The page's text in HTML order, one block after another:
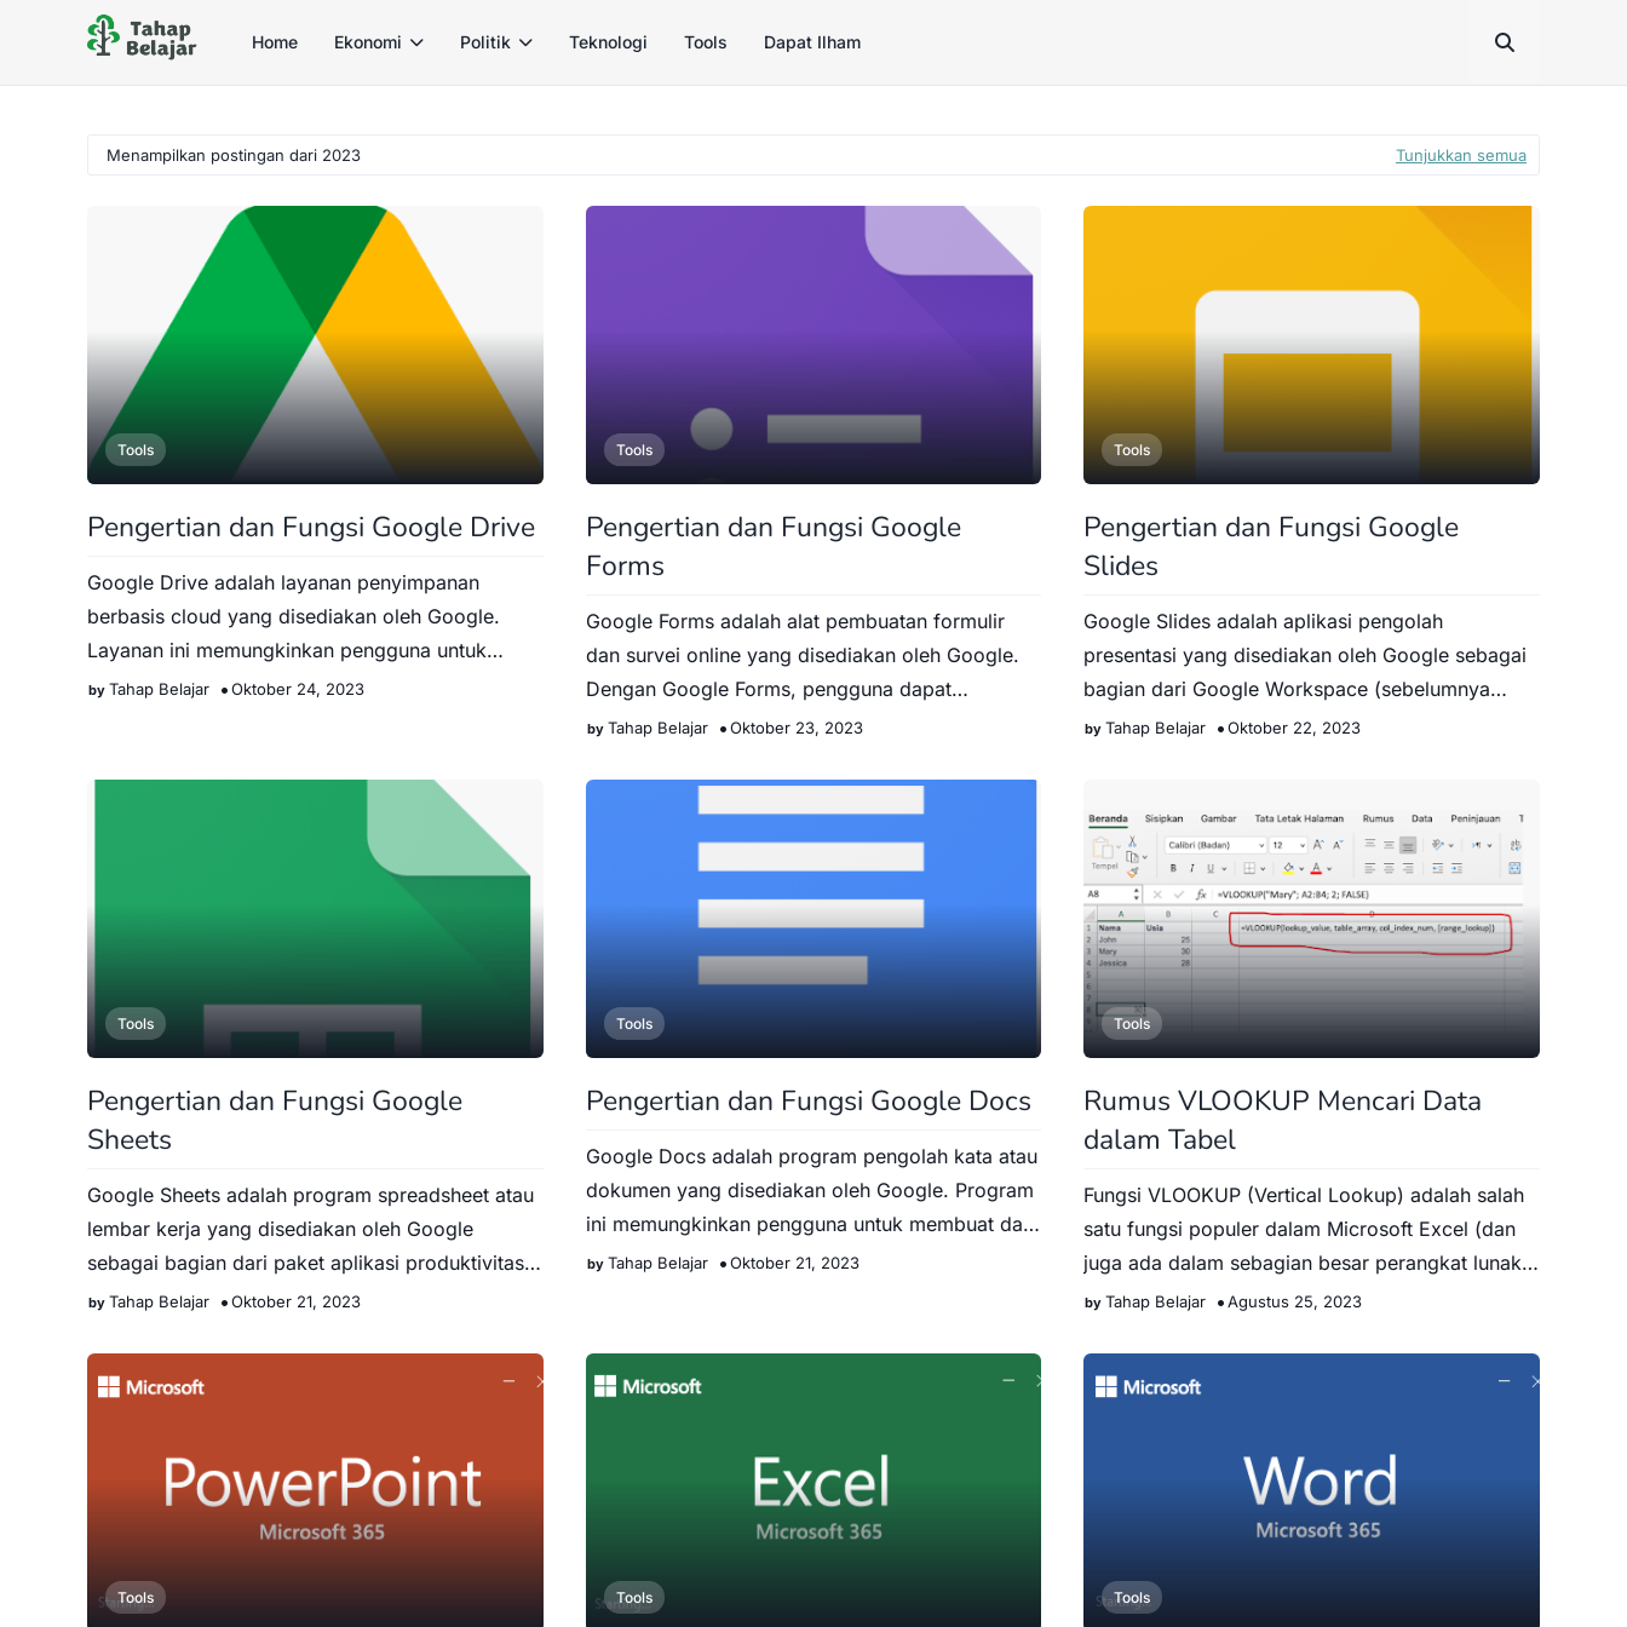
Home Ekonomi Politik Teknologi Tools Dapat Ilham
Menampilkan postingan dari 2023 Tunjukkan semua
Tools
Pengertian dan Fungsi Google Drive
Google Drive adalah layanan penyimpanan
berbasis cloud yang disediakan oleh Google.
Layanan ini memungkinkan pengguna untuk
menyimpan berbagai jenis file, doku…
Tahap Belajar Oktober 24, 2023
Tools
Pengertian dan Fungsi Google
Forms
Google Forms adalah alat pembuatan formulir
dan survei online yang disediakan oleh Google.
Dengan Google Forms, pengguna dapat
membuat formulir daring yang dap…
Tahap Belajar Oktober 23, 2023
Tools
Pengertian dan Fungsi Google
Slides
Google Slides adalah aplikasi pengolah
presentasi yang disediakan oleh Google sebagai
bagian dari Google Workspace (sebelumnya
dikenal sebagai G Suite). Aplika…
Tahap Belajar Oktober 22, 2023
Tools
Pengertian dan Fungsi Google
Sheets
Google Sheets adalah program spreadsheet atau
lembar kerja yang disediakan oleh Google
sebagai bagian dari paket aplikasi produktivitas
mereka yang dikenal seb…
Tahap Belajar Oktober 21, 2023
Tools
Pengertian dan Fungsi Google Docs
Google Docs adalah program pengolah kata atau
dokumen yang disediakan oleh Google. Program
ini memungkinkan pengguna untuk membuat dan
mengedit dokumen secara …
Tahap Belajar Oktober 21, 2023
Tools
Rumus VLOOKUP Mencari Data
dalam Tabel
Fungsi VLOOKUP (Vertical Lookup) adalah salah
satu fungsi populer dalam Microsoft Excel (dan
juga ada dalam sebagian besar perangkat lunak
spreadsheet) yang di…
Tahap Belajar Agustus 25, 2023
Tools Tools Tools